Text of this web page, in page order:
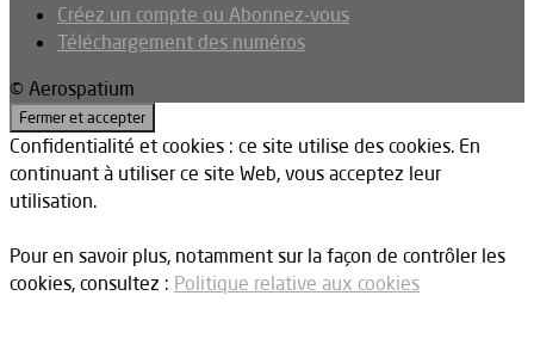
Créez un compte ou Abonnez-vous
Téléchargement des numéros
© Aerospatium
Confidentialité et cookies : ce site utilise des cookies. En
continuant à utiliser ce site Web, vous acceptez leur
utilisation.
Pour en savoir plus, notamment sur la façon de contrôler les
cookies, consultez : Politique relative aux cookies